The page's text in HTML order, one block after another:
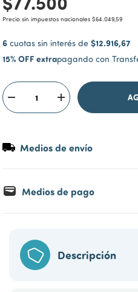
Precio sin impuestos nacionales $64.049,59
6 cuotas sin interés de $12.916,67
15% OFF extrapagando con
Medios de envío
Medios de pago
Descripción